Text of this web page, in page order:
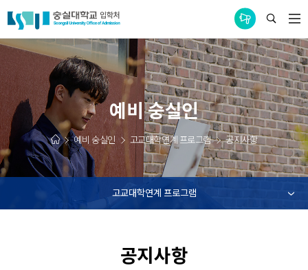
통합공지사항
예비 숭실인
예비 숭실인 고교대학연계 프로그램 공지사항
고교대학연계 프로그램
공지사항